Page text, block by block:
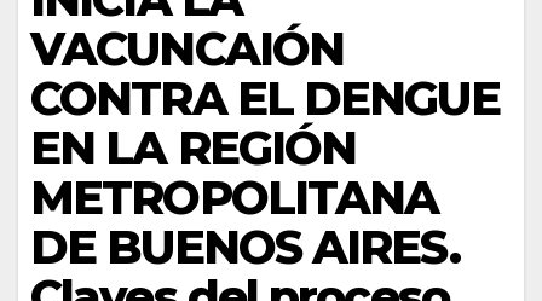
VACUNCAIÓN
CONTRA EL DENGUE
EN LA REGIÓN
METROPOLITANA
DE BUENOS AIRES.